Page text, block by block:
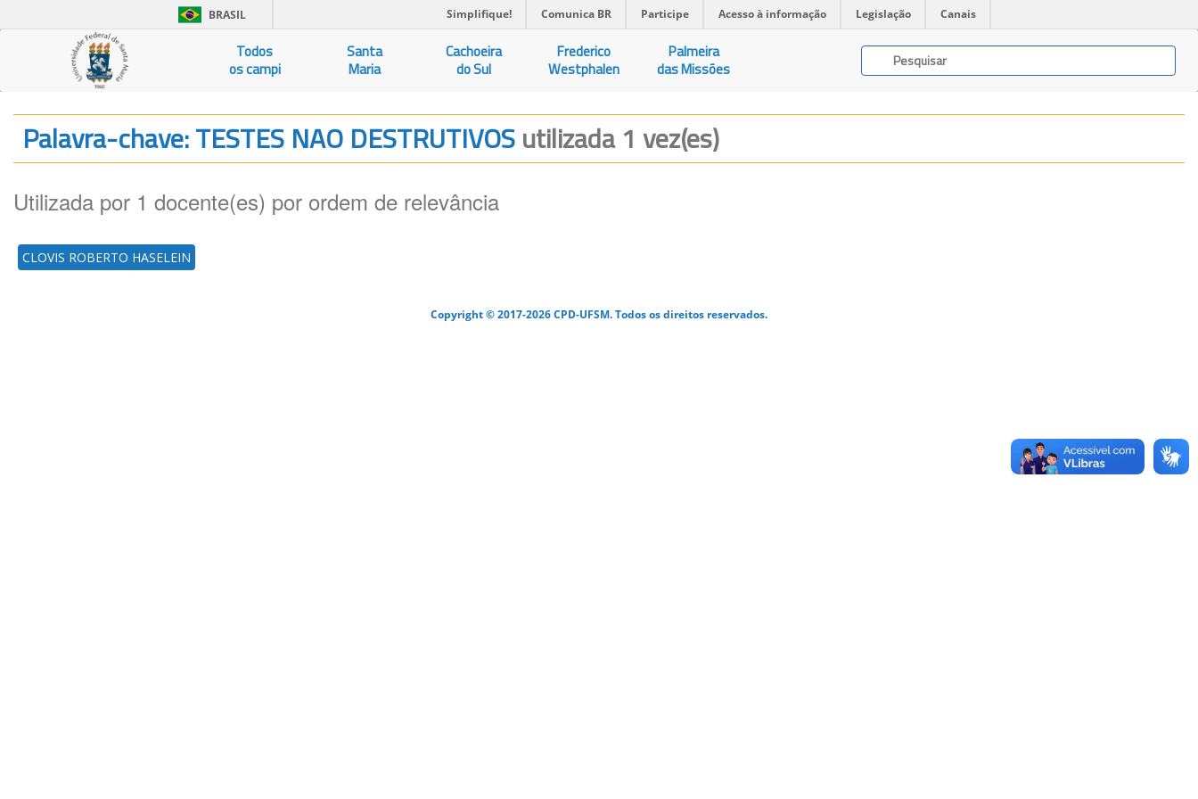
BRASIL Simplifique! Comunica BR Participe Acesso à informação Legislação Canais
Todos
os campi
Santa
Maria
Cachoeira
do Sul
Frederico
Westphalen
Palmeira
das Missões
Palavra-chave: TESTES NAO DESTRUTIVOSutilizada 1 vez(es)
Utilizada por 1 docente(es) por ordem de relevância
CLOVIS ROBERTO HASELEIN
Copyright © 2017-2026 CPD-UFSM. Todos os direitos reservados.